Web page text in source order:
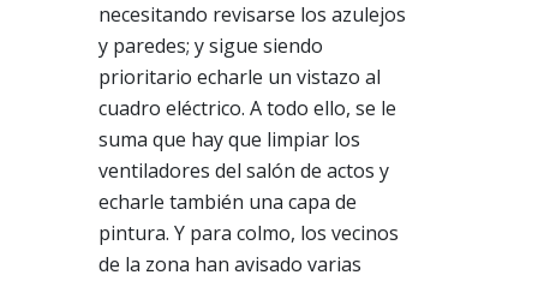
necesitando revisarse los azulejos
y paredes; y sigue siendo
prioritario echarle un vistazo al
cuadro eléctrico. A todo ello, se le
suma que hay que limpiar los
ventiladores del salón de actos y
echarle también una capa de
pintura. Y para colmo, los vecinos
de la zona han avisado varias